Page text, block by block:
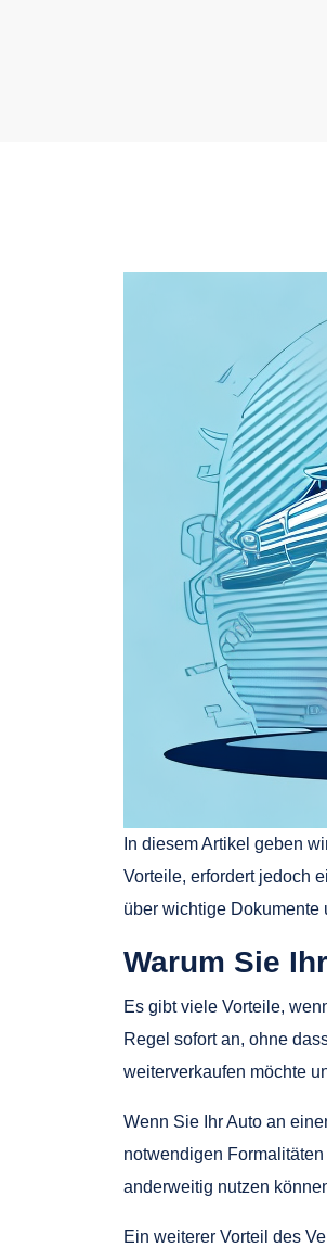
In diesem Artikel geben
Vorteile, erfordert jedoch
über wichtige Dokumente
Warum Sie
Es gibt viele Vorteile,
Regel sofort an, ohne
weiterverkaufen möchte
Wenn Sie Ihr Auto an
notwendigen
anderweitig nutzen
Ein weiterer Vorteil des